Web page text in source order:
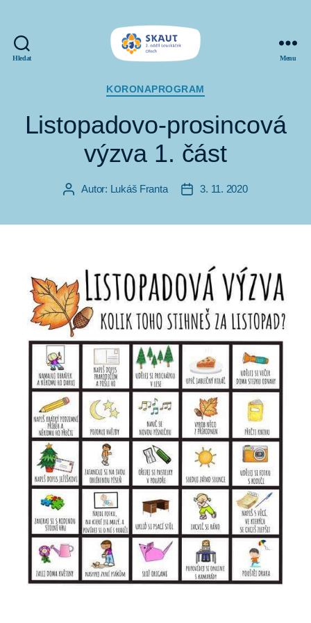
Hledat
Louskáček
Menu
Rubriky
KORONAPROGRAM
Listopadovo-prosincová
výzva 1. část
AutorAutor: Lukáš Franta
Datum3. 11. 2020